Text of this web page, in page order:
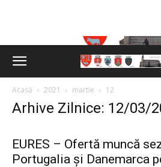
Acasă 2021 martie 12
Arhive Zilnice: 12/03/
EURES – Ofertă muncă
Portugalia şi Danemarca